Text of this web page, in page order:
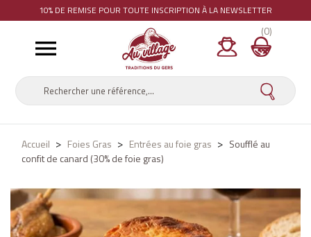
10% DE REMISE POUR TOUTE INSCRIPTION À LA NEWSLETTER

(0)
Accueil Foies Gras Entrées au foie gras
Soufflé au
confit de canard (30% de foie gras)